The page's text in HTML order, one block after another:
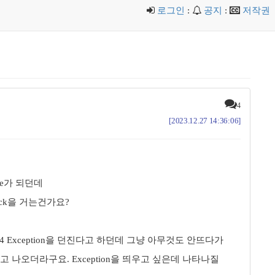
로그인 : 공지 : 저작권
4
[2023.12.27 14:36:06]
되던데
을 거는건가요?
Exception을 던진다고 하던데 그냥 아무것도 안뜨다가
나오더라구요. Exception을 띄우고 싶은데 나타나질